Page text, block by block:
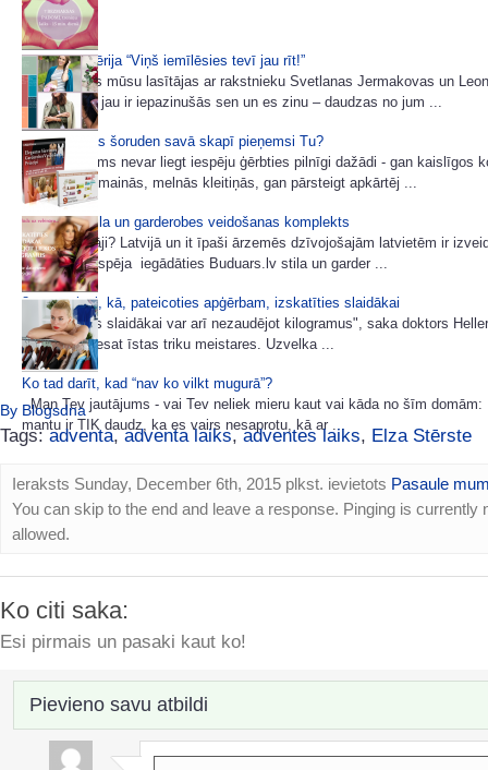
7 padomu sērija “Viņš iemīlēsies tevī jau rīt!”
Ļoti daudzas mūsu lasītājas ar rakstnieku Svetlanas Jermakovas un
e-grāmatām jau ir iepazinušās sen un es zinu – daudzas no jum ...
Kuras krāsas šoruden savā skapī pieņemsi Tu?
Neviens mums nevar liegt iespēju ģērbties pilnīgi dažādi - gan kaislīgos
gan noslēpumainās, melnās kleitiņās, gan pārsteigt apkārtēj ...
Gaumīga stila un garderobes veidošanas komplekts
Vai Tu zināji? Latvijā un it īpaši ārzemēs dzīvojošajām latvietēm ir
atvieglota iespēja iegādāties Buduars.lv stila un garder ...
8 paņēmieni, kā, pateicoties apģērbam, izskatīties slaidākai
"Izskatīties slaidākai var arī nezaudējot kilogramus", saka doktors
sievietes, - esat īstas triku meistares. Uzvelka ...
Ko tad darīt, kad “nav ko vilkt mugurā”?
Man Tev jautājums - vai Tev neliek mieru kaut vai kāda no šīm domām:
mantu ir TIK daudz, ka es vairs nesaprotu, kā ar ...
By Blogsdna
Tags:adventa,adventa laiks,adventes laiks, Elza Stērste
Ieraksts Sunday, December 6th, 2015 plkst. ievietots Pasaule
You can skip to the end and leave a response. Pinging is currently
allowed.
Ko citi saka:
Esi pirmais un pasaki kaut ko!
Pievieno savu atbildi